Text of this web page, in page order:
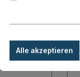
Alle akzeptieren